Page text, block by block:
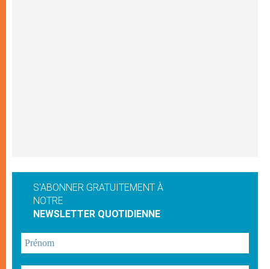
S'ABONNER GRATUITEMENT À
NOTRE
NEWSLETTER QUOTIDIENNE